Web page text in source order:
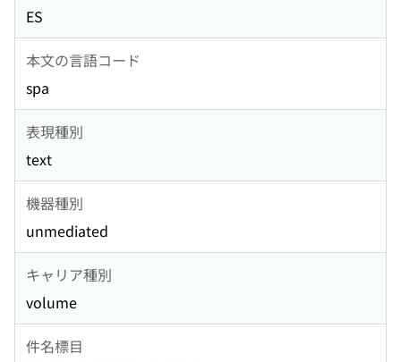
ES
本文の言語コード
spa
表現種別
text
機器種別
unmediated
キャリア種別
volume
件名標目